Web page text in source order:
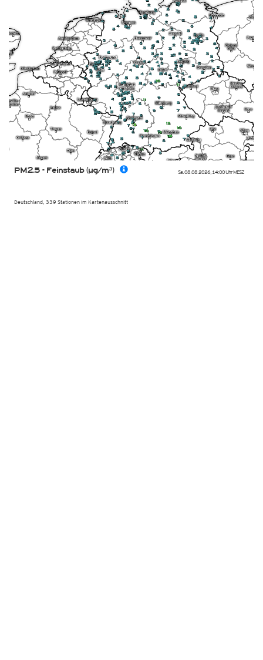
Sa. 08.08.2026, 14:00 UhrMESZ
Deutschland, 339 Stationen im Kartenausschnitt
PM2.5 - Feinstaub (µg/m³)